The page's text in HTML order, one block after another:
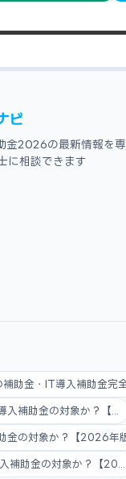
ビ
金2026の最新情報を
に相談できます
助金・IT導入補助金完全
補助金の対象か？【...
金の対象か？【2026年版
補助金の対象か？【20...